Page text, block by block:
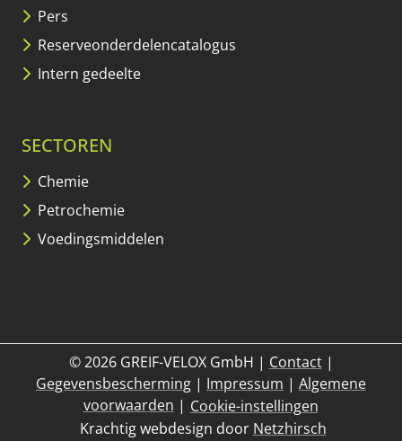
Pers
Reserveonderdelencatalogus
Intern gedeelte
SECTOREN
Chemie
Petrochemie
Voedingsmiddelen
© 2026 GREIF-VELOX GmbH | Contact |
Gegevensbescherming | Impressum | Algemene
voorwaarden | Cookie-instellingen
Krachtig webdesign door Netzhirsch